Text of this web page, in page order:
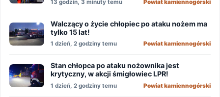
13 godzin, 3 minuty temu Powiat kamiennogórski
Walczący o życie chłopiec po ataku nożem ma
tylko 15 lat!
1 dzień, 2 godziny temu Powiat kamiennogórski
Stan chłopca po ataku nożownika jest
krytyczny, w akcji śmigłowiec LPR!
1 dzień, 2 godziny temu Powiat kamiennogórski